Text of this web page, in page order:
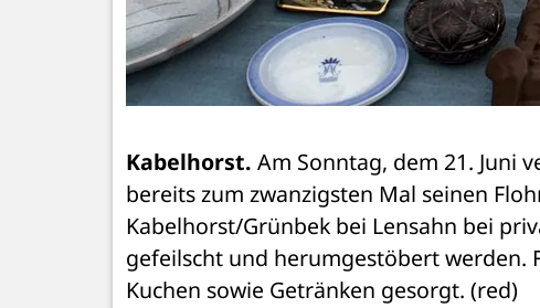
Kabelhorst. Am Sonntag, dem 21. Juni
bereits zum zwanzigsten Mal seinen
Kabelhorst/Grünbek bei Lensahn bei
gefeilscht und herumgestöbert werden.
Kuchen sowie Getränken gesorgt. (red)